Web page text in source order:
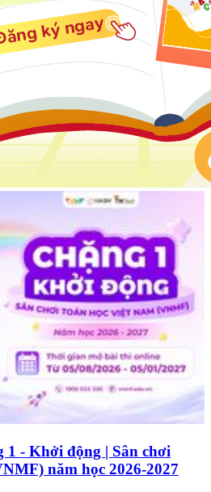
1 - Khởi động | Sân chơi
năm học 2026-2027